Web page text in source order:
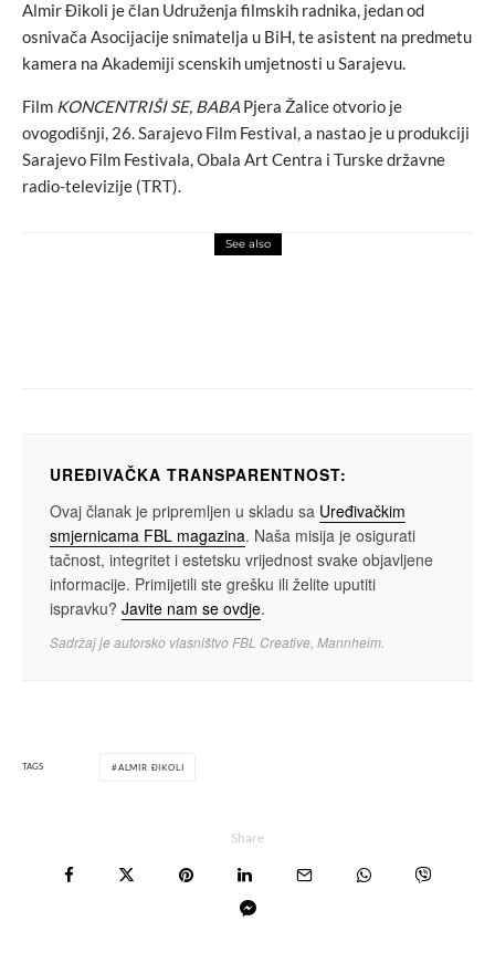
Almir Đikoli je član Udruženja filmskih radnika, jedan od
osnivača Asocijacije snimatelja u BiH, te asistent na predmetu
kamera na Akademiji scenskih umjetnosti u Sarajevu.
Film KONCENTRIŠI SE, BABA Pjera Žalice otvorio je
ovogodišnji, 26. Sarajevo Film Festival, a nastao je u produkciji
Sarajevo Film Festivala, Obala Art Centra i Turske državne
radio-televizije (TRT).
See also
UREĐIVAČKA TRANSPARENTNOST:
Ovaj članak je pripremljen u skladu sa Uređivačkim
smjernicama FBL magazina. Naša misija je osigurati
tačnost, integritet i estetsku vrijednost svake objavljene
informacije. Primijetili ste grešku ili želite uputiti
ispravku? Javite nam se ovdje.
Sadržaj je autorsko vlasništvo FBL Creative, Mannheim.
TAGS ALMIR ĐIKOLI
Share